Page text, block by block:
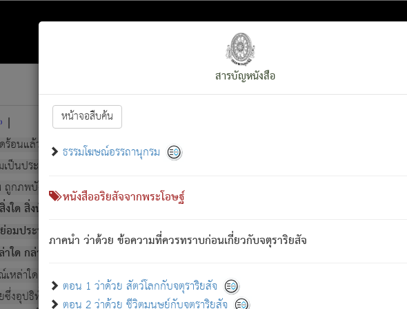
สารบัญหนังสือ
หน้าจอสืบค้น
ธรรมโฆษณ์อรรถานุกรม
หนังสืออริยสัจจากพระโอษฐ์
ภาคนำ ว่าด้วย ข้อความที่ควรทราบก่อนเกี่ยวกับจตุราริยสัจ
ตอน 1 ว่าด้วย สัตว์โลกกับจตุราริยสัจ
ตอน 2 ว่าด้วย ชีวิตมนุษย์กับจตุราริยสัจ
|
ร้อนแล้ว มีผัสสะบังหน้า[1]ย่อมกล่าวซึ่งโรค (ความเสียดแทง) นั้นโดยความเป็นตัวเป็นตน
ป็นประการใด แต่สิ่งนั้นย่อมเป็น (ตามที่เป็นจริง) โดยประการอื่นจากที่เขาสำคัญนั้น
กภพบังหน้าแล้ว มีภพโดยความเป็นอย่างอื่น (จากที่มันเป็นอยู่จริง) จึงได้เพลิดเพลินยิ่งนักในภพนั้น
ใด สิ่งนั้นเป็นภัย (ที่เขาไม่รู้จัก) : เขากลัวต่อสิ่งใดสิ่งนั้นเป็นทุกข์
มประพฤติ ก็เพื่อการละขาดซึ่งภพ.
ใด กล่าวความหลุดพ้นจากภพว่ามีได้เพราะภพ เรากล่าวว่า สมณะหรือพราหมณ์ทั้งปวงนั้น
หล่าใด กล่าวความออกไปได้จากภพ ว่ามีได้เพราะวิภพ[2]
: เรากล่าวว่า สมณะหรือพราหมณ์ทั้
งอุปธิทั้งปวง.